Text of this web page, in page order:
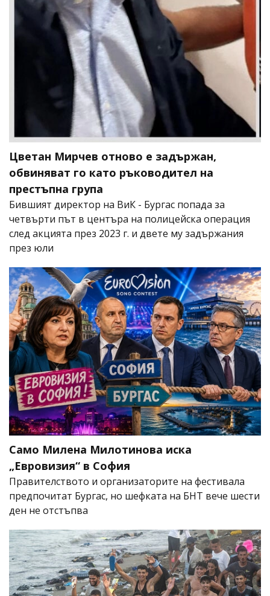
Цветан Мирчев отново е задържан,
обвиняват го като ръководител на
престъпна група
Бившият директор на ВиК - Бургас попада за
четвърти път в центъра на полицейска операция
след акцията през 2023 г. и двете му задържания
през юли
Само Милена Милотинова иска
„Евровизия“ в София
Правителството и организаторите на фестивала
предпочитат Бургас, но шефката на БНТ вече шести
ден не отстъпва